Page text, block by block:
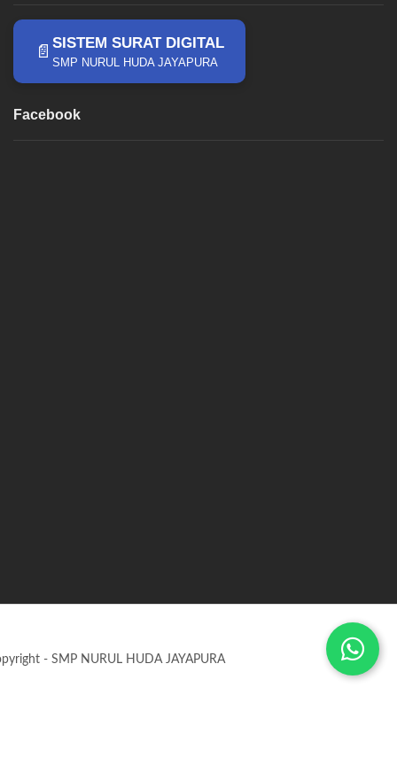
📄 SISTEM SURAT DIGITAL
SMP NURUL HUDA JAYAPURA
Facebook
- SMP NURUL HUDA JAYAPURA